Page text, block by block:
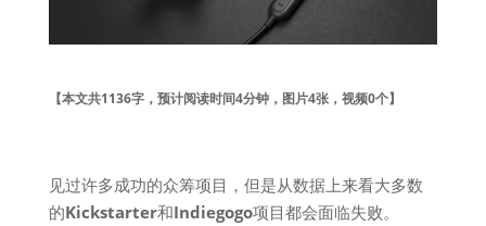
【本文共1136字，预计阅读时间4分钟，图片4张，视频0个】
见过许多成功的众筹项目，但是从数据上来看大多数
的Kickstarter和Indiegogo项目都会面临失败。